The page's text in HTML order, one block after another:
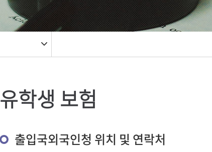
유학생 보험
출입국외국인청 위치 및 연락처